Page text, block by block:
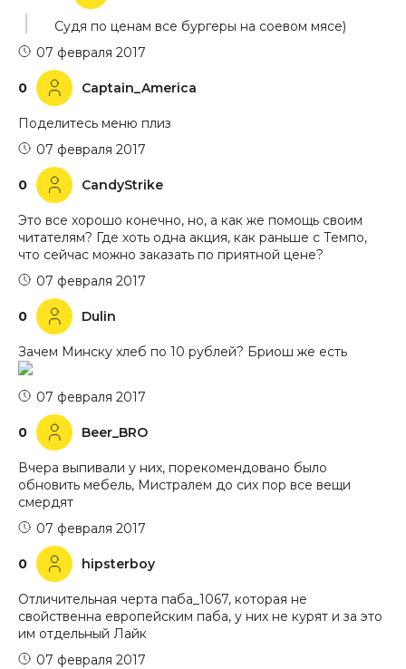
Судя по ценам все бургеры на соевом мясе)
0 Captain_America
07 февраля 2017
Поделитесь меню плиз
0 CandyStrike
07 февраля 2017
Это все хорошо конечно, но, а как же помощь своим
читателям? Где хоть одна акция, как раньше с Темпо,
что сейчас можно заказать по приятной цене?
0 Dulin
07 февраля 2017
Зачем Минску хлеб по 10 рублей? Бриош же есть
0 Beer_BRO
07 февраля 2017
Вчера выпивали у них, порекомендовано было
обновить мебель, Мистралем до сих пор все вещи
смердят
0 hipsterboy
07 февраля 2017
Отличительная черта паба_1067, которая не
свойственна европейским паба, у них не курят и за это
им отдельный Лайк
07 февраля 2017